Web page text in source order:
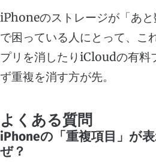
iPhoneのストレージが「あ
で困っている人にとって、こ
プリを消したりiCloudの有料
ず重複を消す方が先。
よくある質問
iPhoneの「重複項目」が
ぜ？